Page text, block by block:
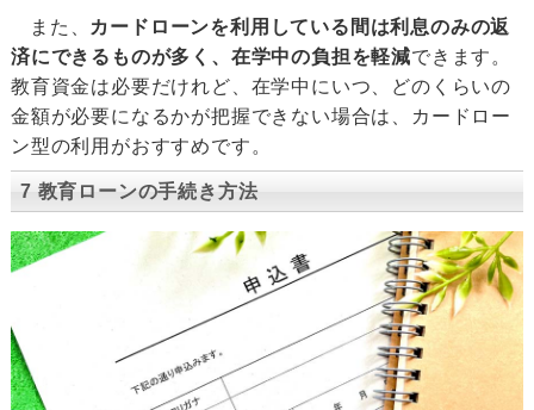
また、 カードローンを利用している間は利息のみの返
済にできるものが多く、在学中の負担を軽減できます。
教育資金は必要だけれど、在学中にいつ、どのくらいの
金額が必要になるかが把握できない場合は、カードロー
ン型の利用がおすすめです。
7 教育ローンの手続き方法